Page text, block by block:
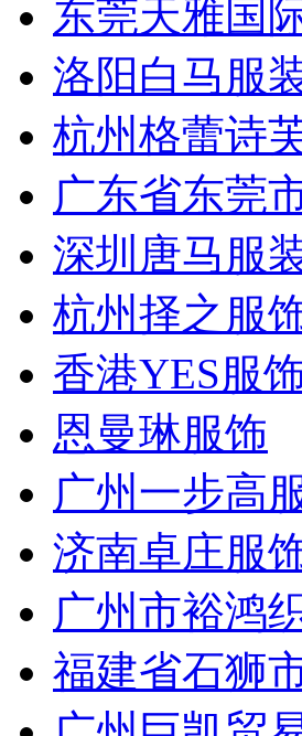
东莞天雅国
洛阳白马服
杭州格蕾诗
广东省东莞
深圳唐马服
杭州择之服
香港YES服
恩曼琳服饰
广州一步高
济南卓庄服
广州市裕鸿
福建省石狮